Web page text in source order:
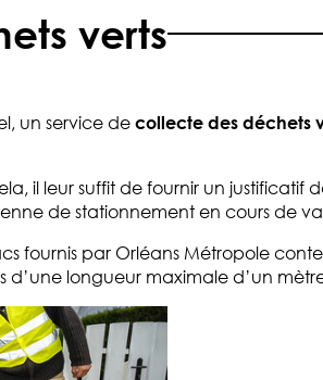
verts
un service decollecte des déchets
il leur suffit de fournir un
de stationnement en cours de
fournis par Orléans Métropole
longueur maximale d’un